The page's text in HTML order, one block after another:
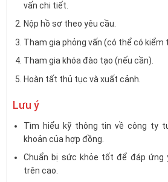
vấn chi tiết.
Nộp hồ sơ theo yêu cầu.
Tham gia phỏng vấn (có thể có kiểm
Tham gia khóa đào tạo (nếu cần).
Hoàn tất thủ tục và xuất cảnh.
Lưu ý
Tìm hiểu kỹ thông tin về công ty
khoản của hợp đồng.
Chuẩn bị sức khỏe tốt để đáp ứng
trên cao.